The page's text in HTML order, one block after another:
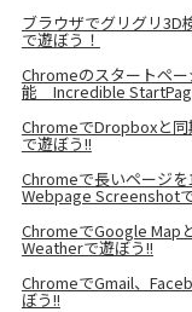
ブラウザでグリグリ
で遊ぼう！
Chromeのスタートペ
能 Incredible
ChromeでDropboxと
で遊ぼう!!
Chromeで長いページ
Webpage Screenshot
ChromeでGoogle Map
Weatherで遊ぼう!!
ChromeでGmail、
ぼう!!